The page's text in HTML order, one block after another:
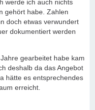
werde ich auch nichts
gehört habe. Zahlen
doch etwas verwundert
dokumentiert werden
gearbeitet habe kam
deshalb da das Angebot
hätte es entsprechendes
erreicht.